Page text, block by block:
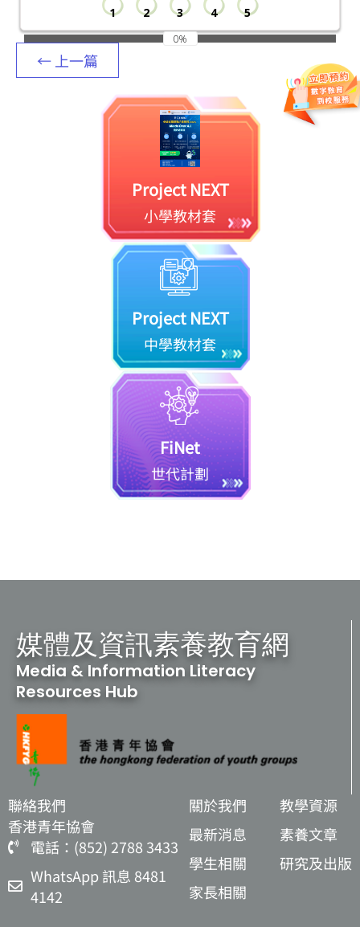
1 2 3 4 5
0%
← 上一篇
Project NEXT
小學教材套
Project NEXT
中學教材套
FiNet
世代計劃
媒體及資訊素養教育網
Media & Information Literacy
Resources Hub
聯絡我們
香港青年協會
電話：(852) 2788 3433
WhatsApp 訊息 8481
4142
關於我們
最新消息
學生相關
家長相關
教學資源
素養文章
研究及出版